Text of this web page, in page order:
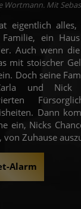
Wortmann. Mit
eigentlich
Familie, ein
Auch wenn
mit stoischer
Doch seine
und Nick
Dann
ein, Nicks
von Zuhause
Alarm